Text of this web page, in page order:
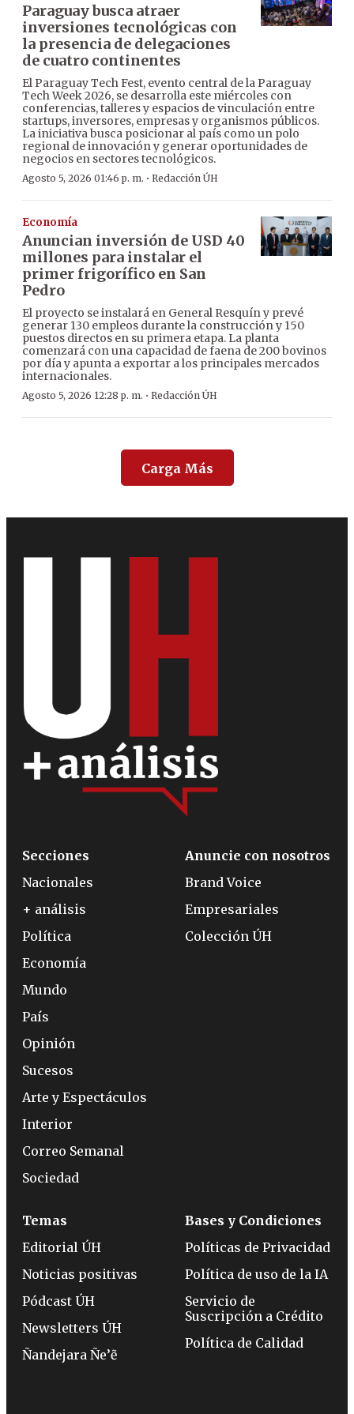
Paraguay busca atraer
inversiones tecnológicas con
la presencia de delegaciones
de cuatro continentes
El Paraguay Tech Fest, evento central de la Paraguay
Tech Week 2026, se desarrolla este miércoles con
conferencias, talleres y espacios de vinculación entre
startups, inversores, empresas y organismos públicos.
La iniciativa busca posicionar al país como un polo
regional de innovación y generar oportunidades de
negocios en sectores tecnológicos.
Agosto 5, 2026 01:46 p. m. · Redacción ÚH
Economía
Anuncian inversión de USD 40
millones para instalar el
primer frigorífico en San
Pedro
El proyecto se instalará en General Resquín y prevé
generar 130 empleos durante la construcción y 150
puestos directos en su primera etapa. La planta
comenzará con una capacidad de faena de 200 bovinos
por día y apunta a exportar a los principales mercados
internacionales.
Agosto 5, 2026 12:28 p. m. · Redacción ÚH
Carga Más
Secciones
Nacionales
+ análisis
Política
Economía
Mundo
País
Opinión
Sucesos
Arte y Espectáculos
Interior
Correo Semanal
Sociedad
Anuncie con nosotros
Brand Voice
Empresariales
Colección ÚH
Temas
Editorial ÚH
Noticias positivas
Pódcast ÚH
Newsletters ÚH
Ñandejara Ñe’ẽ
Bases y Condiciones
Políticas de Privacidad
Política de uso de la IA
Servicio de
Suscripción a Crédito
Política de Calidad